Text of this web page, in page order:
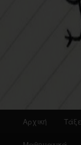
Αρχική